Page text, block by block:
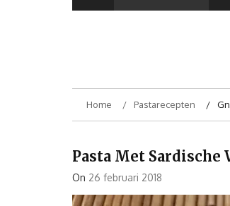
Home Pastarecepten
Pasta Met
On 26 februari 2018